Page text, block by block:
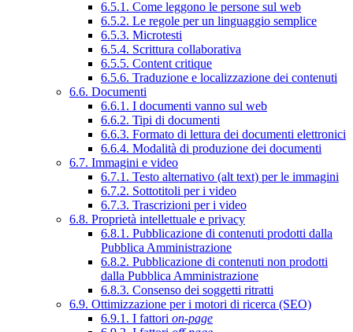
6.5.1. Come leggono le persone sul web
6.5.2. Le regole per un linguaggio semplice
6.5.3. Microtesti
6.5.4. Scrittura collaborativa
6.5.5. Content critique
6.5.6. Traduzione e localizzazione dei contenuti
6.6. Documenti
6.6.1. I documenti vanno sul web
6.6.2. Tipi di documenti
6.6.3. Formato di lettura dei documenti elettronici
6.6.4. Modalità di produzione dei documenti
6.7. Immagini e video
6.7.1. Testo alternativo (alt text) per le immagini
6.7.2. Sottotitoli per i video
6.7.3. Trascrizioni per i video
6.8. Proprietà intellettuale e privacy
6.8.1. Pubblicazione di contenuti prodotti dalla
Pubblica Amministrazione
6.8.2. Pubblicazione di contenuti non prodotti
dalla Pubblica Amministrazione
6.8.3. Consenso dei soggetti ritratti
6.9. Ottimizzazione per i motori di ricerca (SEO)
6.9.1. I fattori on-page